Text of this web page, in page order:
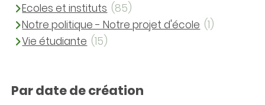
Ecoles et instituts (85)
Notre politique - Notre projet d'école (1)
Vie étudiante (15)
Par date de création